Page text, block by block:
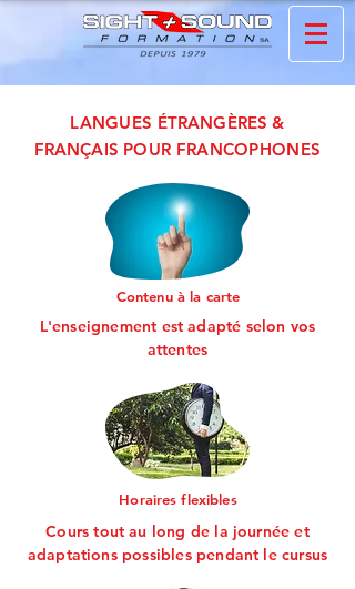
LANGUES ÉTRANGÈRES &
FRANÇAIS POUR FRANCOPHONES
Contenu à la carte
L'enseignement est adapté selon vos
attentes
Horaires flexibles
Cours tout au long de la journée et
adaptations possibles pendant le cursus